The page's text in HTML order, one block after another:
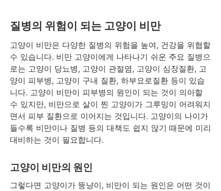
질병의 위험이 되는 고양이 비만
고양이 비만은 다양한 질병의 위험을 높여, 건강을 위협할
수 있습니다. 비만 고양이에게 나타나기 쉬운 주요 질병으
로는 고양이 당뇨병, 고양이 관절염, 고양이 심장질환, 고
양이 피부병, 고양이 구내 질환, 하부요로질환 등이 있습
니다. 고양이 비만이 피부병의 원인이 되는 것이 의아할
수 있지만, 비만으로 살이 찐 고양이가 그루밍이 어려워지
면서 피부 질환으로 이어지는 것입니다. 고양이의 나이가
들수록 비만이나 질병 등의 대책도 쉽지 않기 때문에 미리
대비하는 것이 필요합니다.
고양이 비만의 원인
그렇다면 고양이가 뚱냥이, 비만이 되는 원인은 어떤 것이